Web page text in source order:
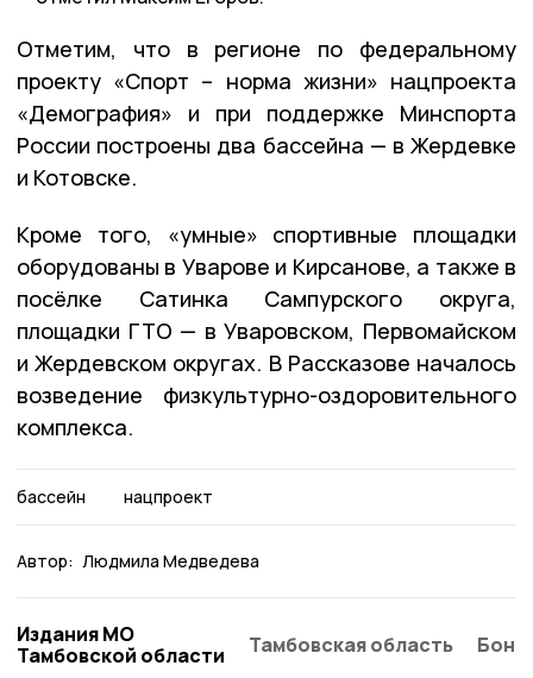
Отметим, что в регионе по федеральному
проекту «Спорт – норма жизни» нацпроекта
«Демография» и при поддержке Минспорта
России построены два бассейна — в Жердевке
и Котовске.
Кроме того, «умные» спортивные площадки
оборудованы в Уварове и Кирсанове, а также в
посёлке Сатинка Сампурского округа,
площадки ГТО — в Уваровском, Первомайском
и Жердевском округах. В Рассказове началось
возведение физкультурно-оздоровительного
комплекса.
бассейн нацпроект
Автор: Людмила Медведева
Издания МО
Тамбовской области
Тамбовская область